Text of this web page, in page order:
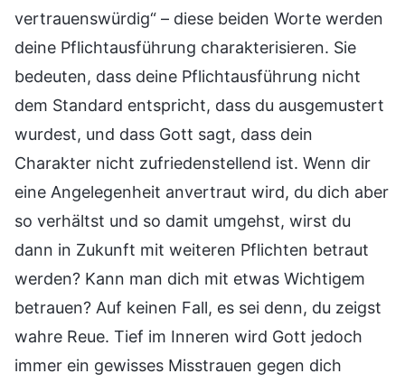
vertrauenswürdig“ – diese beiden Worte werden
deine Pflichtausführung charakterisieren. Sie
bedeuten, dass deine Pflichtausführung nicht
dem Standard entspricht, dass du ausgemustert
wurdest, und dass Gott sagt, dass dein
Charakter nicht zufriedenstellend ist. Wenn dir
eine Angelegenheit anvertraut wird, du dich aber
so verhältst und so damit umgehst, wirst du
dann in Zukunft mit weiteren Pflichten betraut
werden? Kann man dich mit etwas Wichtigem
betrauen? Auf keinen Fall, es sei denn, du zeigst
wahre Reue. Tief im Inneren wird Gott jedoch
immer ein gewisses Misstrauen gegen dich